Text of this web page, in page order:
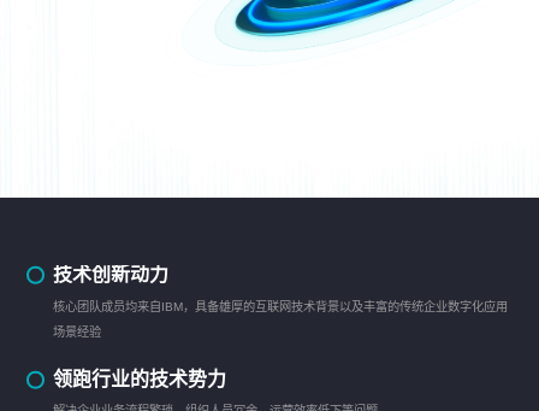
技术创新动力
核心团队成员均来自IBM，具备雄厚的互联网技术背景以及丰富的传统企业数字化应用
场景经验
领跑行业的技术势力